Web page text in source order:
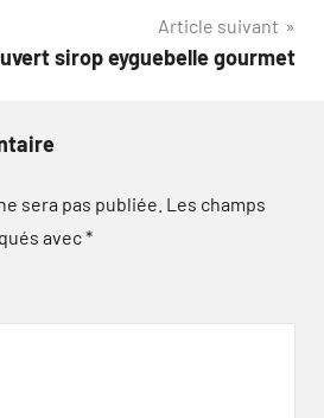
Article suivant
sirop eyguebelle gourmet
sera pas publiée. Les champs
avec*